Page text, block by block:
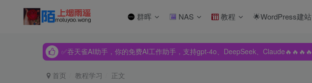
群晖 NAS 教程 🌟WordPress建站
✅吞天雀AI助手，你的免费AI工作助手，支持gpt-4o、DeepSeek、Claude🔥🔥🔥🔥
✅吞天雀AI助手，你的免费AI工作助手，支持gpt-4o、DeepSeek、Claude🔥🔥🔥🔥
首页 教程学习 正文